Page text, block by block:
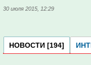
30 июля 2015, 12:29
НОВОСТИ [194]